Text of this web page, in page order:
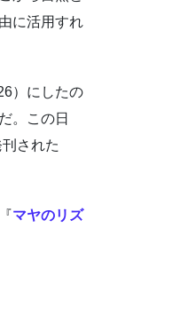
に活用すれ
）にしたの
。この日
刊された
マヤのリズ